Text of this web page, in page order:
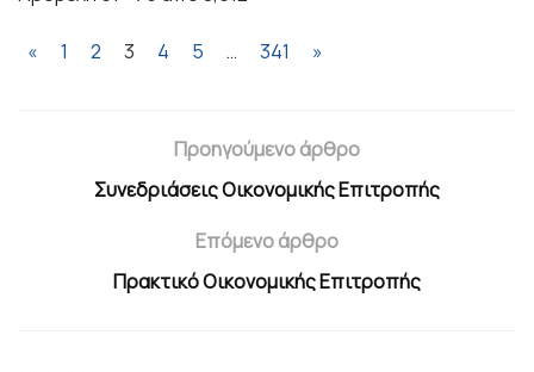
« 1 2 3 4 5 … 341 »
Προηγούμενο άρθρο
Συνεδριάσεις Οικονομικής Επιτροπής
Επόμενο άρθρο
Πρακτικό Οικονομικής Επιτροπής